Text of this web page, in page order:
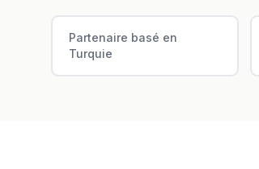
Positionnement All In Denim
Partenaire basé en
Turquie